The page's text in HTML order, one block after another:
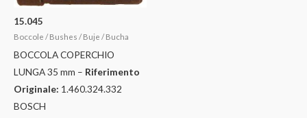
15.045
Boccole / Bushes / Buje / Bucha
BOCCOLA COPERCHIO
LUNGA 35 mm – Riferimento
Originale: 1.460.324.332
BOSCH